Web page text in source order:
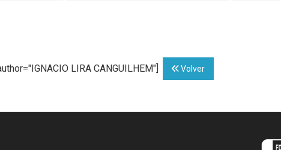
LIRA CANGUILHEM"] Volver